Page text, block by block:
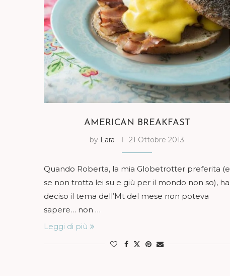
AMERICAN BREAKFAST
by Lara 21 Ottobre 2013
Quando Roberta, la mia Globetrotter preferita (e
se non trotta lei su e giù per il mondo non so), ha
deciso il tema dell’Mt del mese non poteva
sapere… non …
Leggi di più